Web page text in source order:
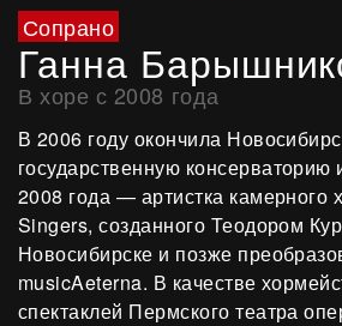
Сопрано
Ганна
В хоре с 2008 года
В 2006 году окончила
государственную
2008 года — артистка камерного
Singers, созданного Теодором
Новосибирске и позже
musicAeterna. В качестве
спектаклей Пермского театра